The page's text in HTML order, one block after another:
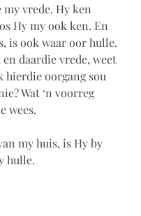
vrede. Hy ken
Hy my ook ken. En
is ook waar oor hulle.
daardie vrede, weet
hierdie oorgang sou
Wat ‘n voorreg
wees.
my huis, is Hy by
hulle.